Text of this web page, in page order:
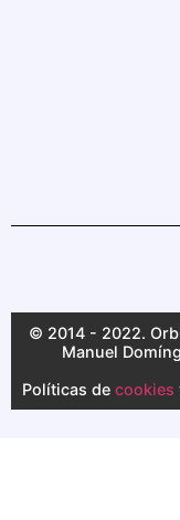
© 2014 - 2022.
Manuel
Políticas de cookies